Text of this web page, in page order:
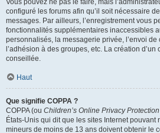
Vous pouvez ne pas le faire, mais
configuré les forums afin qu’il soit nécessaire
messages. Par ailleurs, l’enregistrement vous
fonctionnalités supplémentaires inaccessibles
personnalisés, la messagerie privée, l’envoi
l’adhésion à des groupes, etc. La création
conseillée.
Haut
Que signifie COPPA ?
COPPA (ou Children’s Online Privacy
États-Unis qui dit que les sites Internet
mineurs de moins de 13 ans doivent obtenir le